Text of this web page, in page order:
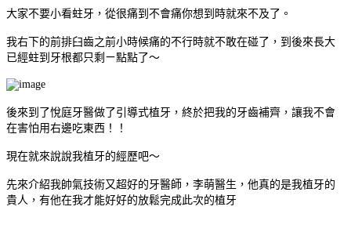
大家不要小看蛀牙，從很痛到不會痛你想到時就來不及了。
我右下的前排臼齒之前小時候痛的不行時就不敢在碰了，到後來長大
已經蛀到牙根都只剩ㄧ點點了～
後來到了悅庭牙醫做了引導式植牙，終於把我的牙齒補齊，讓我不會
在害怕用右邊吃東西！！
現在就來說說我植牙的經歷吧～
先來介紹我帥氣技術又超好的牙醫師，李萌醫生，他真的是我植牙的
貴人，有他在我才能好好的放鬆完成此次的植牙